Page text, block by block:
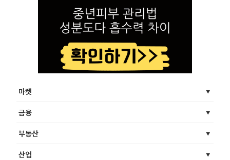
마켓
금융
부동산
산업